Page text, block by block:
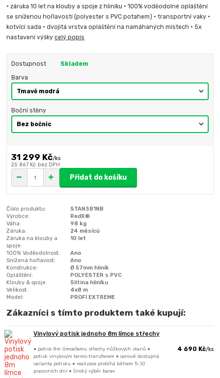
• záruka 10 let na klouby a spoje z hliníku • 100% voděodolné opláštění
se sníženou hořlavostí (polyester s PVC potahem) • transportní vaky •
kotvící sada • dvojitá vrstva opláštění na namáhaných místech • 5x
nastavení výškycelý popis
Dostupnost Skladem
Barva
Boční stěny
31 299 Kč/ks
25 867 Kč bez DPH
Přidat do košíku
Číslo produktu:
STAN381NB
Výrobce:
RedX®
Váha:
98 kg
Záruka:
24 měsíců
Záruka na klouby a
spoje:
10 let
100% Voděodolnost:
Ano
Snížená hořlavost:
Ano
Konstrukce:
Ø 57mm hliník
Opláštění:
POLYESTER s PVC
Klouby & spoje:
Slitina hliníku
Velikost:
4x8 m
Model:
PROFI EXTREME
Zákazníci s tímto produktem také kupují:
Vinylový potisk jednoho 8m límce střechy
• potisk 8m límce/lemu střechy nůžkových stanů •
potisk vinylovým termo-transferem • cenově dostupná
varianta potisku • realizace probíhá během 5-10
pracovních dní • široký výběr barev
4 690 Kč/ks